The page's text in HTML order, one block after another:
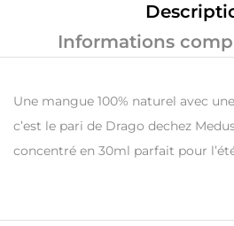
Informations
Une mangue 100% naturel avec
c’est le pari de Drago dechez
concentré en 30ml parfait pour